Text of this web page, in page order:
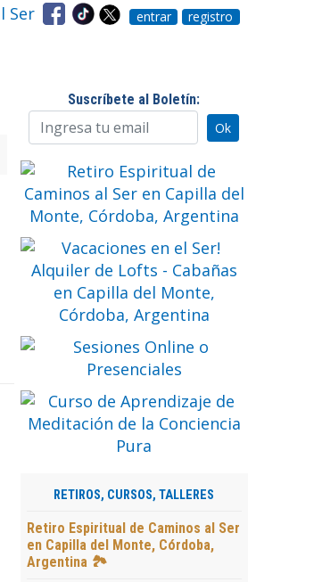
entrar registro
Suscríbete al Boletín:
RETIROS, CURSOS, TALLERES
Retiro Espiritual de Caminos al Ser
en Capilla del Monte, Córdoba,
Argentina 🏞️